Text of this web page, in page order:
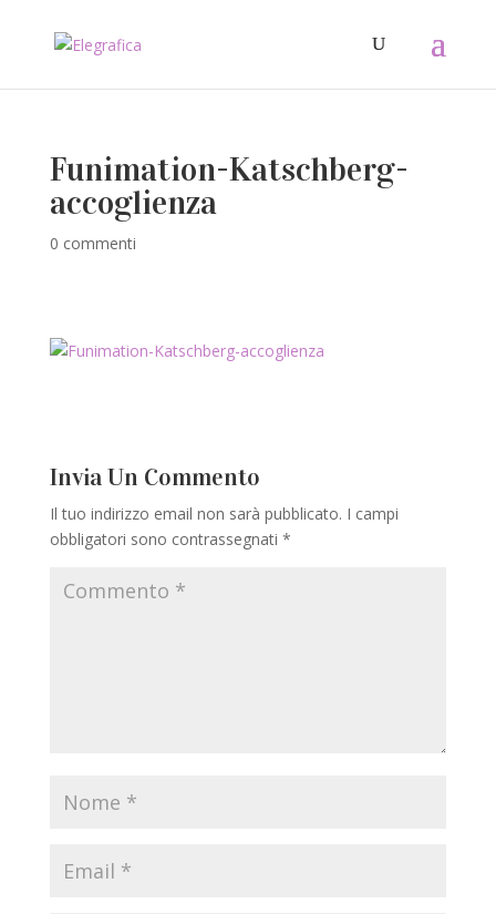
Funimation-Katschberg-
accoglienza
0 commenti
Invia Un Commento
Il tuo indirizzo email non sarà pubblicato. I campi
obbligatori sono contrassegnati *